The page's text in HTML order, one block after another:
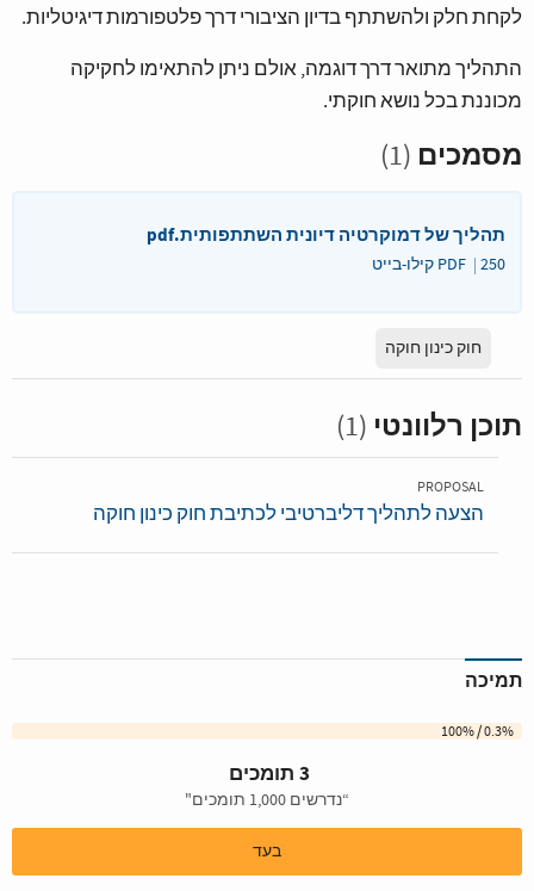
לקחת חלק ולהשתתף בדיון הציבורי דרך פלטפורמות דיגיטליות.
התהליך מתואר דרך דוגמה, אולם ניתן להתאימו לחקיקה
מכוננת בכל נושא חוקתי.
מסמכים (1)
תהליך של דמוקרטיה דיונית השתתפותית.pdf
PDF 250 קילו-בייט
חוק כינון חוקה
תוכן רלוונטי (1)
PROPOSAL
הצעה לתהליך דליברטיבי לכתיבת חוק כינון חוקה
תמיכה
0.3% / 100%
3 תומכים
“נדרשים 1,000 תומכים"
בעד